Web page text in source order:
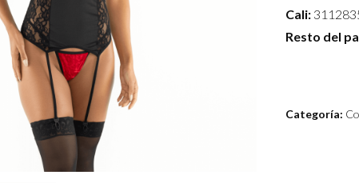
Cali:
Resto del
Categoría: